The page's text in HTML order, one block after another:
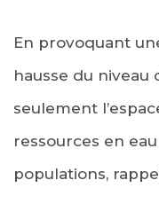
En provoquant
hausse du
seulement
ressources en
populations,